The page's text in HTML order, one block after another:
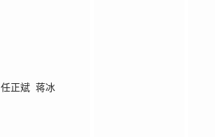
任正斌 蒋冰